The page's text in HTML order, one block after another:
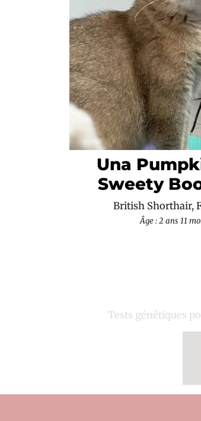
Una
Sweety
British Shorthair,
Âge : 2 ans 11
Tests génétiques